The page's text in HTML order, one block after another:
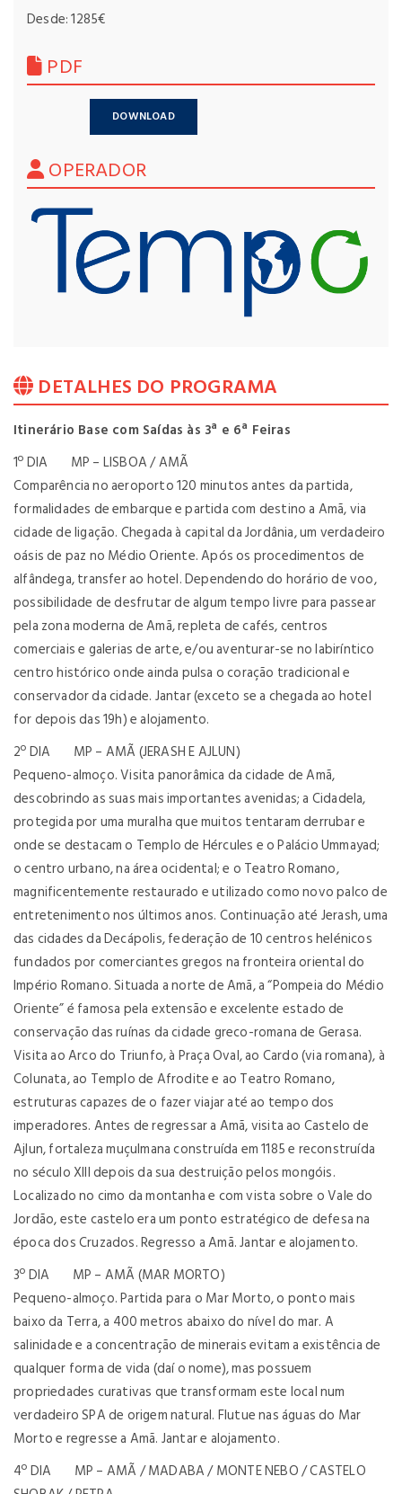
Desde: 1285€
PDF
DOWNLOAD
OPERADOR
DETALHES DO PROGRAMA
Itinerário Base com Saídas às 3ª e 6ª Feiras
1º DIA MP – LISBOA / AMÃ
Comparência no aeroporto 120 minutos antes da partida,
formalidades de embarque e partida com destino a Amã, via
cidade de ligação. Chegada à capital da Jordânia, um verdadeiro
oásis de paz no Médio Oriente. Após os procedimentos de
alfândega, transfer ao hotel. Dependendo do horário de voo,
possibilidade de desfrutar de algum tempo livre para passear
pela zona moderna de Amã, repleta de cafés, centros
comerciais e galerias de arte, e/ou aventurar-se no labiríntico
centro histórico onde ainda pulsa o coração tradicional e
conservador da cidade. Jantar (exceto se a chegada ao hotel
for depois das 19h) e alojamento.
2º DIA MP – AMÃ (JERASH E AJLUN)
Pequeno-almoço. Visita panorâmica da cidade de Amã,
descobrindo as suas mais importantes avenidas; a Cidadela,
protegida por uma muralha que muitos tentaram derrubar e
onde se destacam o Templo de Hércules e o Palácio Ummayad;
o centro urbano, na área ocidental; e o Teatro Romano,
magnificentemente restaurado e utilizado como novo palco de
entretenimento nos últimos anos. Continuação até Jerash, uma
das cidades da Decápolis, federação de 10 centros helénicos
fundados por comerciantes gregos na fronteira oriental do
Império Romano. Situada a norte de Amã, a “Pompeia do Médio
Oriente” é famosa pela extensão e excelente estado de
conservação das ruínas da cidade greco-romana de Gerasa.
Visita ao Arco do Triunfo, à Praça Oval, ao Cardo (via romana), à
Colunata, ao Templo de Afrodite e ao Teatro Romano,
estruturas capazes de o fazer viajar até ao tempo dos
imperadores. Antes de regressar a Amã, visita ao Castelo de
Ajlun, fortaleza muçulmana construída em 1185 e reconstruída
no século XIII depois da sua destruição pelos mongóis.
Localizado no cimo da montanha e com vista sobre o Vale do
Jordão, este castelo era um ponto estratégico de defesa na
época dos Cruzados. Regresso a Amã. Jantar e alojamento.
3º DIA MP – AMÃ (MAR MORTO)
Pequeno-almoço. Partida para o Mar Morto, o ponto mais
baixo da Terra, a 400 metros abaixo do nível do mar. A
salinidade e a concentração de minerais evitam a existência de
qualquer forma de vida (daí o nome), mas possuem
propriedades curativas que transformam este local num
verdadeiro SPA de origem natural. Flutue nas águas do Mar
Morto e regresse a Amã. Jantar e alojamento.
4º DIA MP – AMÃ / MADABA / MONTE NEBO / CASTELO